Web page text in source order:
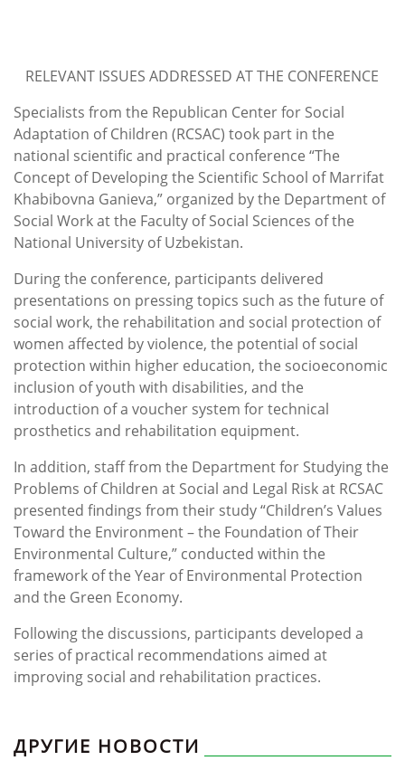
RELEVANT ISSUES ADDRESSED AT THE CONFERENCE
Specialists from the Republican Center for Social
Adaptation of Children (RCSAC) took part in the
national scientific and practical conference “The
Concept of Developing the Scientific School of Marrifat
Khabibovna Ganieva,” organized by the Department of
Social Work at the Faculty of Social Sciences of the
National University of Uzbekistan.
During the conference, participants delivered
presentations on pressing topics such as the future of
social work, the rehabilitation and social protection of
women affected by violence, the potential of social
protection within higher education, the socioeconomic
inclusion of youth with disabilities, and the
introduction of a voucher system for technical
prosthetics and rehabilitation equipment.
In addition, staff from the Department for Studying the
Problems of Children at Social and Legal Risk at RCSAC
presented findings from their study “Children’s Values
Toward the Environment – the Foundation of Their
Environmental Culture,” conducted within the
framework of the Year of Environmental Protection
and the Green Economy.
Following the discussions, participants developed a
series of practical recommendations aimed at
improving social and rehabilitation practices.
ДРУГИЕ НОВОСТИ